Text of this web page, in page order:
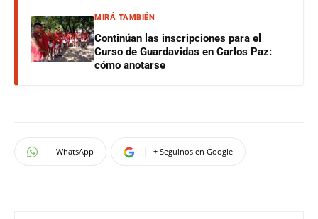
MIRÁ TAMBIÉN
Continúan las inscripciones para el
Curso de Guardavidas en Carlos Paz:
cómo anotarse
WhatsApp + Seguinos en Google